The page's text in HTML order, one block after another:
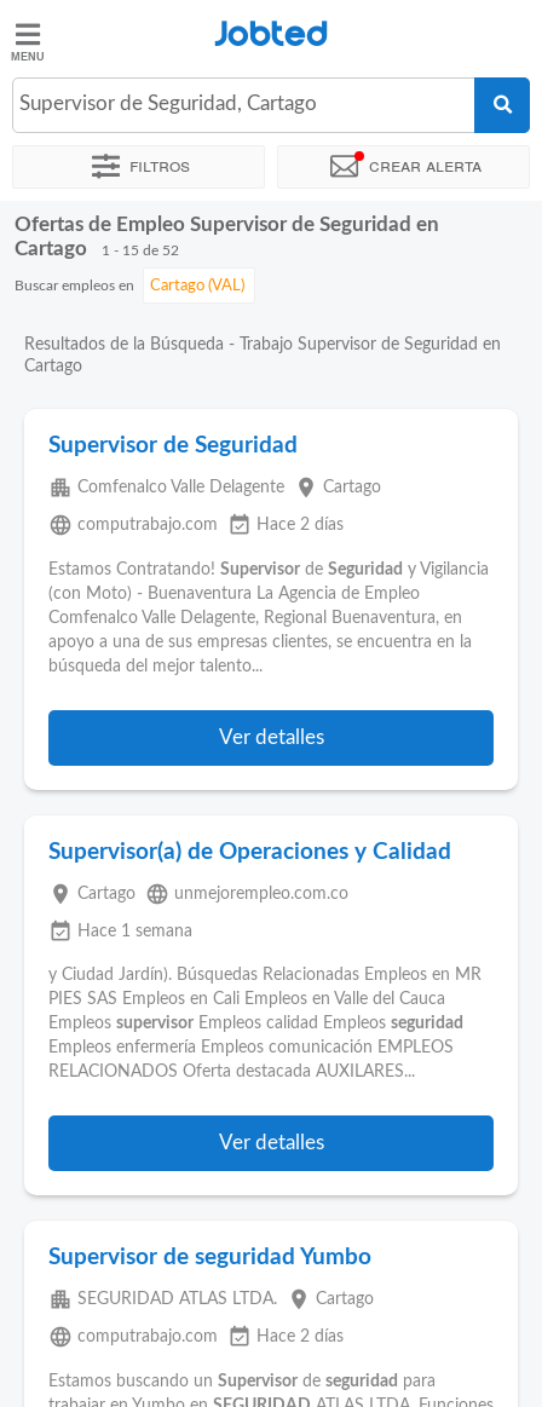
Jobted
Ofertas
de
empleo
Salarios
Jobted
Supervisor de Seguridad, Cartago
Filtros Crear alerta
Ordenar por Ubicación exacta Agencia de empleo
Ofertas de Empleo Supervisor de Seguridad en
Cartago
1 - 15 de 52
Buscar empleos en
Resultados de la Búsqueda - Trabajo Supervisor de Seguridad en
Cartago
Supervisor de Seguridad
apartment Comfenalco Valle Delagente place Cartago
language computrabajo.com event_available Hace 2 días
Estamos Contratando! Supervisor de Seguridad y Vigilancia
(con Moto) - Buenaventura La Agencia de Empleo
Comfenalco Valle Delagente, Regional Buenaventura, en
apoyo a una de sus empresas clientes, se encuentra en la
búsqueda del mejor talento...
Ver detalles
Supervisor(a) de Operaciones y Calidad
place Cartago language unmejorempleo.com.co
event_available Hace 1 semana
y Ciudad Jardín). Búsquedas Relacionadas Empleos en MR
PIES SAS Empleos en Cali Empleos en Valle del Cauca
Empleos supervisor Empleos calidad Empleos seguridad
Empleos enfermería Empleos comunicación EMPLEOS
RELACIONADOS Oferta destacada AUXILARES...
Ver detalles
Supervisor de seguridad Yumbo
apartment SEGURIDAD ATLAS LTDA. place Cartago
language computrabajo.com event_available Hace 2 días
Estamos buscando un Supervisor de seguridad para